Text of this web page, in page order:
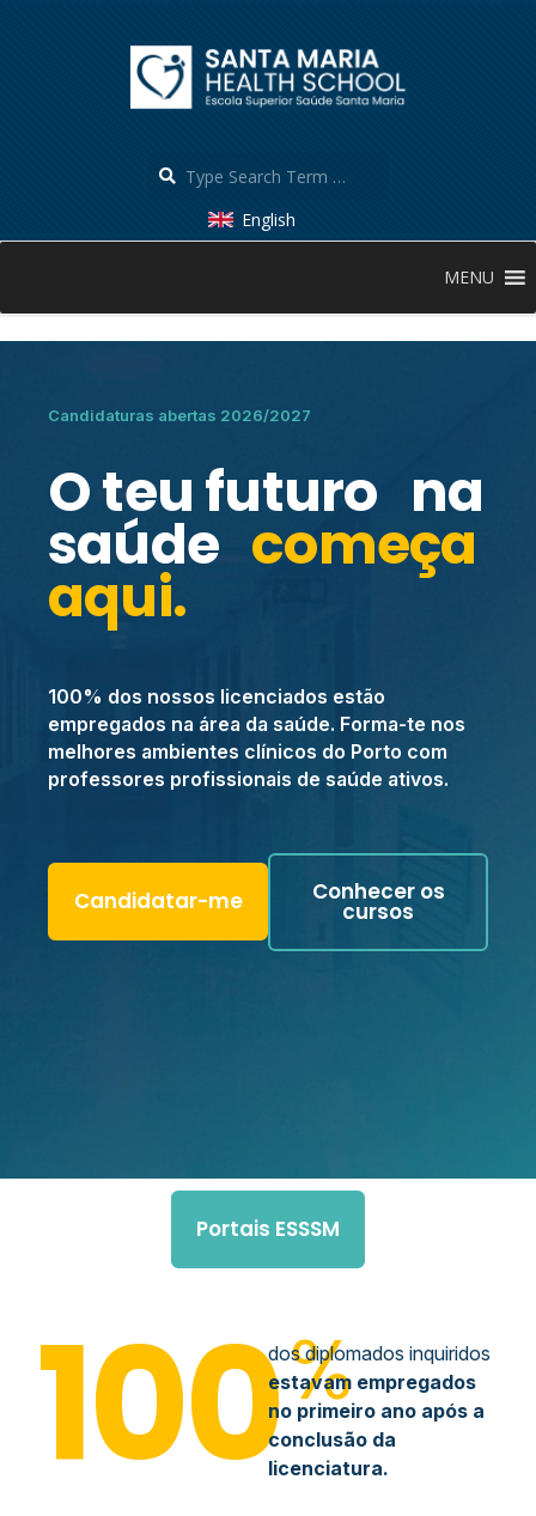
English
MENU
Candidaturas abertas 2026/2027
O teu futuro na
saúde começa
aqui.
100% dos nossos licenciados estão
empregados na área da saúde. Forma-te nos
melhores ambientes clínicos do Porto com
professores profissionais de saúde ativos.
Candidatar-me Conhecer os
cursos
Portais ESSSM
100%
dos diplomados inquiridos
estavam empregados
no primeiro ano após a
conclusão da
licenciatura.